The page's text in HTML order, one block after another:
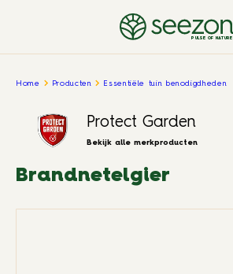
PULSE OF NATURE
Home Producten Essentiële tuin benodigdheden
Protect Garden
Bekijk alle merkproducten
Brandnetelgier